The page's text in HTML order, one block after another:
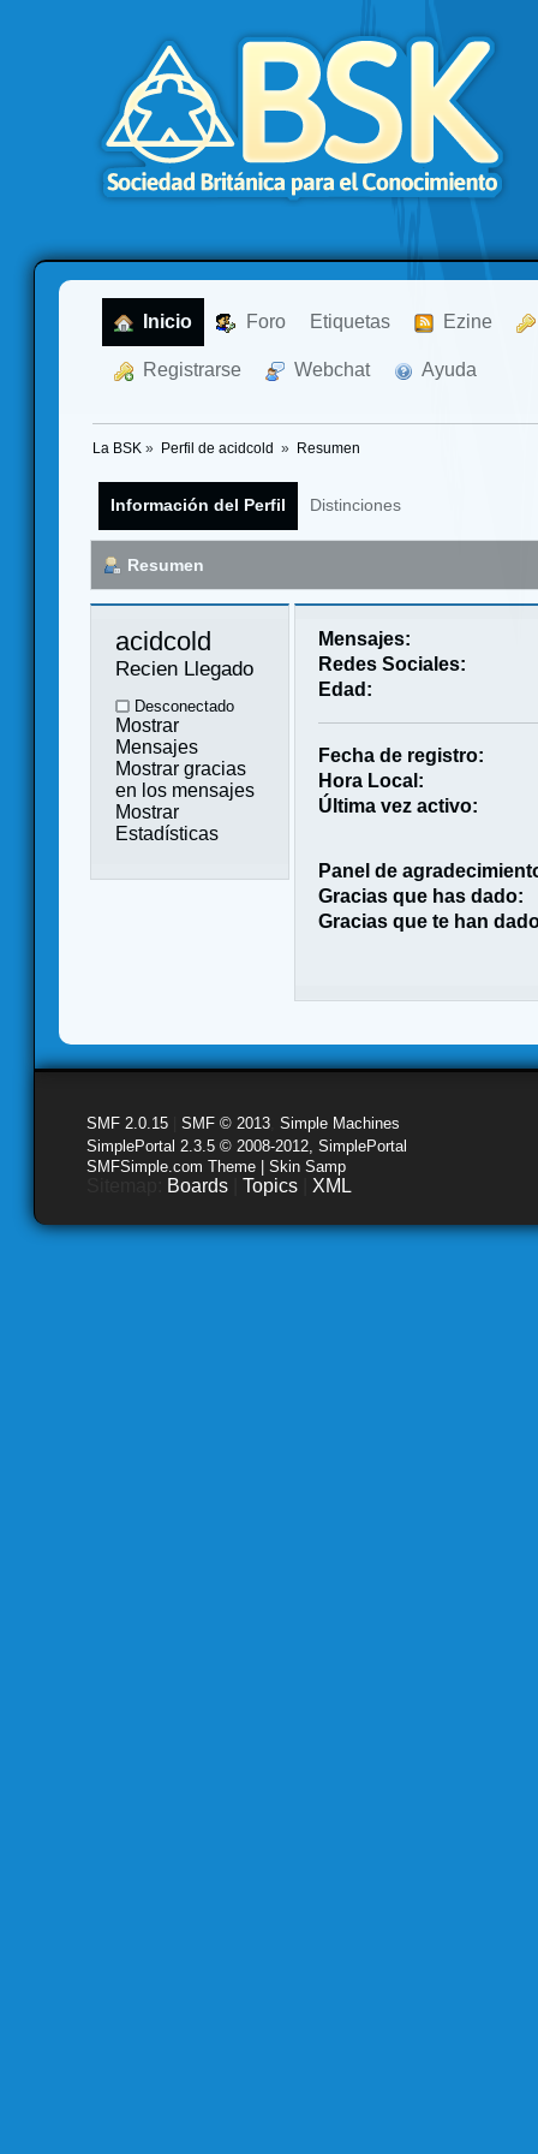
Inicio Foro Etiquetas Ezine
Registrarse Webchat Ayuda
La BSK » Perfil de acidcold » Resumen
Información del Perfil Distinciones
Resumen
acidcold
Recien Llegado
Desconectado
Mostrar
Mensajes
Mostrar gracias
en los mensajes
Mostrar
Estadísticas
Mensajes:
Redes Sociales:
Edad:
Fecha de registro:
Hora Local:
Última vez activo:
Panel de
Gracias que has dado:
Gracias que te han
SMF 2.0.15 SMF © 2013 Simple Machines
SimplePortal 2.3.5 © 2008-2012, SimplePortal
SMFSimple.com Theme | Skin Samp
Boards Topics XML